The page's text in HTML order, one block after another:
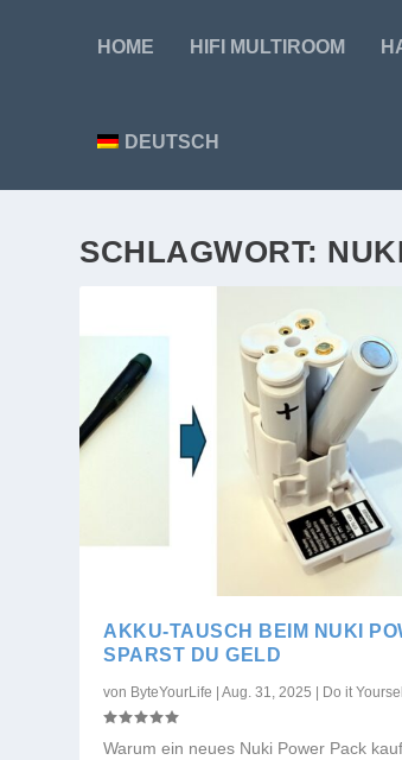
HOME HIFI MULTIROOM
DEUTSCH
SCHLAGWORT:
AKKU-TAUSCH BEIM NUKI
SPARST DU GELD
von ByteYourLife |Aug. 31, 2025 Do it
Warum ein neues Nuki Power Pack